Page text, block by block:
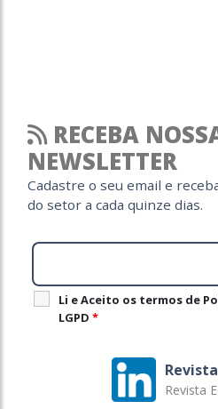
RECEBA
NEWSLETTER
Cadastre o seu email e
do setor a cada quinze dias.
Li e Aceito os termos de
LGPD *
Revista